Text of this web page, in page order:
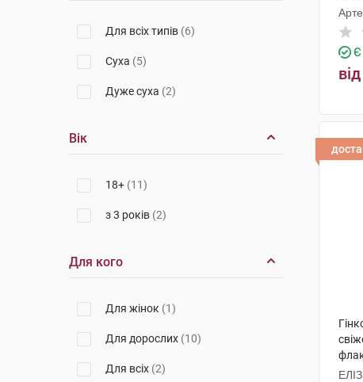
Для всіх типів (6)
Суха (5)
Дуже суха (2)
Вік
18+ (11)
з 3 років (2)
Для кого
Для жінок (1)
Для дорослих (10)
Для всіх (2)
Є
від